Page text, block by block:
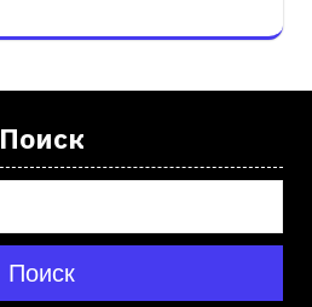
Поиск
Поиск